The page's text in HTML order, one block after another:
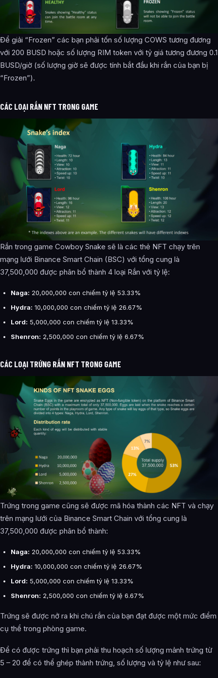
Để giải “Frozen” các bạn phải tốn số lượng COWS tương đương
với 200 BUSD hoặc số lượng RIM token với tỷ giá tương đương 0.1
BUSD/giờ (số lượng giờ sẽ được tính bắt đầu khi rắn của bạn bị
“Frozen”).
CÁC LOẠI RẮN NFT TRONG GAME
Rắn trong game Cowboy Snake sẽ là các thẻ NFT chạy trên
mạng lưới Binance Smart Chain (BSC) với tổng cung là
37,500,000 được phân bổ thành 4 loại Rắn với tỷ lệ:
Naga: 20,000,000 con chiếm tỷ lệ 53.33%
Hydra: 10,000,000 con chiếm tỷ lệ 26.67%
Lord: 5,000,000 con chiếm tỷ lệ 13.33%
Shenron: 2,500,000 con chiếm tỷ lệ 6.67%
CÁC LOẠI TRỨNG RẮN NFT TRONG GAME
Trứng trong game cũng sẽ được mã hóa thành các NFT và chạy
trên mạng lưới của Binance Smart Chain với tổng cung là
37,500,000 được phân bổ thành:
Naga: 20,000,000 con chiếm tỷ lệ 53.33%
Hydra: 10,000,000 con chiếm tỷ lệ 26.67%
Lord: 5,000,000 con chiếm tỷ lệ 13.33%
Shenron: 2,500,000 con chiếm tỷ lệ 6.67%
Trứng sẽ được nở ra khi chú rắn của bạn đạt được một mức điểm
cụ thể trong phòng game.
Để có được trứng thì bạn phải thu hoạch số lượng mảnh trứng từ
5 – 20 để có thể ghép thành trứng, số lượng và tỷ lệ như sau: